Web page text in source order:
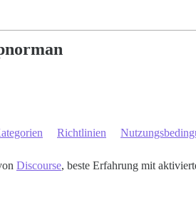
Richtlinien
Discourse, beste Erfahrung mit